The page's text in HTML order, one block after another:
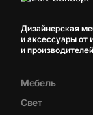
Дизайнерская
и аксессуары от
и производителей
Мебель
Свет